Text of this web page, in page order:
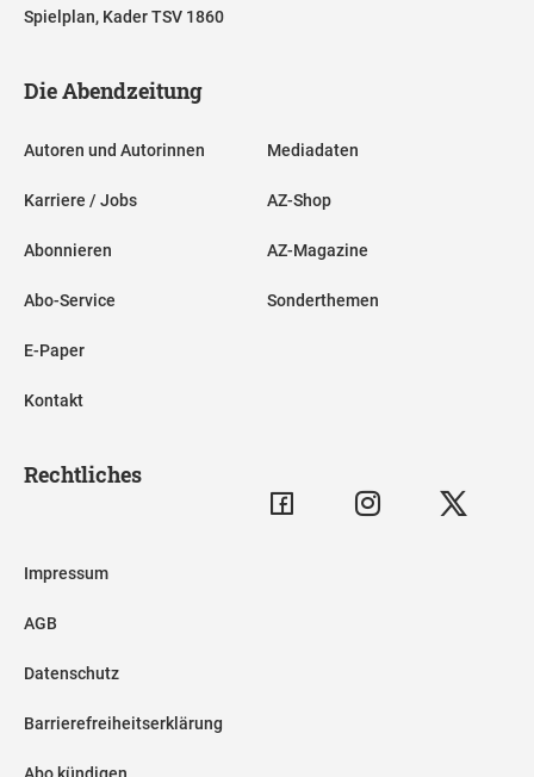
Spielplan, Kader TSV 1860
Die Abendzeitung
Autoren und Autorinnen
Karriere / Jobs
Abonnieren
Abo-Service
E-Paper
Kontakt
Mediadaten
AZ-Shop
AZ-Magazine
Sonderthemen
Rechtliches
Impressum
AGB
Datenschutz
Barrierefreiheitserklärung
Abo kündigen